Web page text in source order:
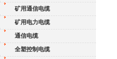
矿用通信电缆
矿用电力电缆
通信电缆
全塑控制电缆